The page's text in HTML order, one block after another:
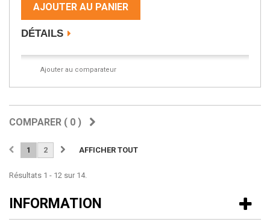
AJOUTER AU PANIER
DÉTAILS
Ajouter au comparateur
COMPARER ( 0 )
AFFICHER TOUT
1 2
Résultats 1 - 12 sur 14.
INFORMATION